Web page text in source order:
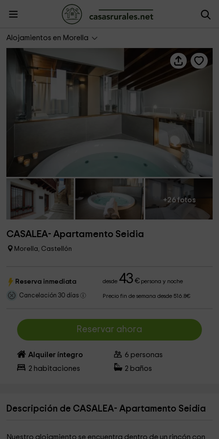
Alojamientos en Morella
CASALEA- Apartamento Seidia
+26 fotos
CASALEA- Apartamento Seidia
Morella, Castellón
Reserva inmediata desde 43 €persona y noche
Cancelación 30 días Precio fin de semana desde 516.8€
Reservar ahora
Alquiler íntegro 6 personas
2 habitaciones 2 baños
Descripción de CASALEA- Apartamento Seidia
Nuestro alojamiento se encuentra dentro de un rincón con